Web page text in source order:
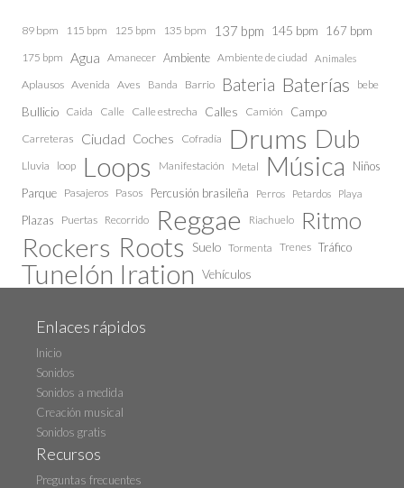
89 bpm 115 bpm 125 bpm 135 bpm 137 bpm 145 bpm 167 bpm
175 bpm Agua Amanecer Ambiente Ambiente de ciudad Animales
Aplausos Avenida Aves Banda Barrio Bateria Baterías bebe
Bullicio Caida Calle Calle estrecha Calles Camión Campo
Carreteras Ciudad Coches Cofradía Drums Dub
Lluvia loop Loops Manifestación Metal Música
Niños
Parque Pasajeros Pasos Percusión brasileña Perros Petardos Playa
Plazas Puertas Recorrido Reggae Riachuelo Ritmo
Rockers Roots Suelo Tormenta Trenes Tráfico
Tunelón Iration Vehículos
Enlaces rápidos
Inicio
Sonidos
Sonidos a medida
Creación musical
Sonidos gratis
Recursos
Preguntas frecuentes